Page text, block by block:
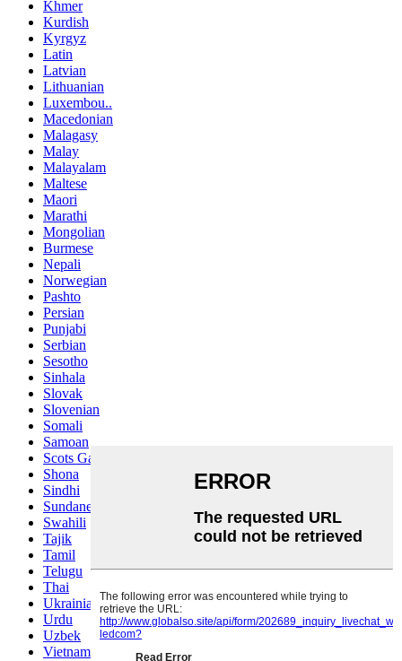
Khmer
Kurdish
Kyrgyz
Latin
Latvian
Lithuanian
Luxembou..
Macedonian
Malagasy
Malay
Malayalam
Maltese
Maori
Marathi
Mongolian
Burmese
Nepali
Norwegian
Pashto
Persian
Punjabi
Serbian
Sesotho
Sinhala
Slovak
Slovenian
Somali
Samoan
Scots Gaelic
Shona
Sindhi
Sundanese
Swahili
Tajik
Tamil
Telugu
Thai
Ukrainian
Urdu
Uzbek
Vietnamese